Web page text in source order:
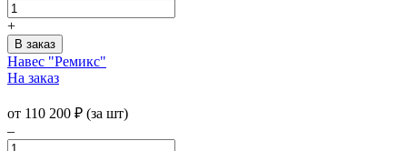
+
Навес "Ремикс"
На заказ
от 110 200 ₽ (за шт)
–